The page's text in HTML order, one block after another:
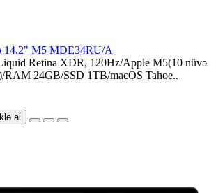
14.2" M5 MDE34RU/A
Retina XDR, 120Hz/Apple M5(10 nüvə
RAM 24GB/SSD 1TB/macOS Tahoe..
al